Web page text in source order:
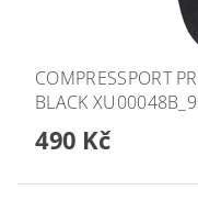
COMPRESSPORT
BLACK
490 Kč